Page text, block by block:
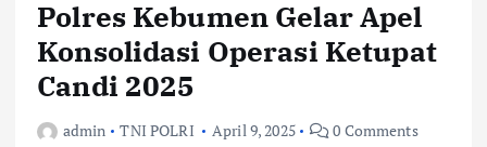
Polres Kebumen Gelar Apel
Konsolidasi Operasi Ketupat
Candi 2025
admin TNI POLRI April 9, 2025 0 Comments